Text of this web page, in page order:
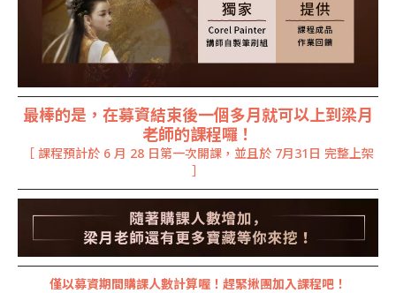
最棒的是，在募資結束後一個多月就可以上到梁月
老師的課程囉！
［ 課程預計於 6 月 28 日第一次開課，並且於 7月31日 完整上架
］
僅以募資期間購課人數計算喔！趕緊揪團加入課程吧！